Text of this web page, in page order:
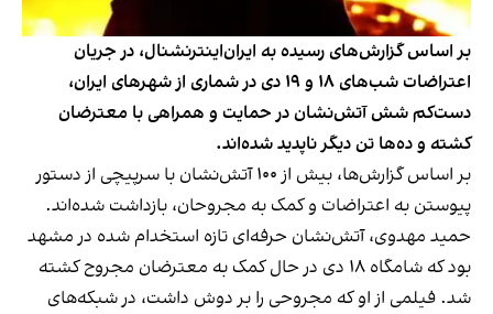
بر اساس گزارش‌های رسیده به ایران‌اینترنشنال، در جریان
اعتراضات شب‌های ۱۸ و ۱۹ دی در شماری از شهرهای ایران،
دست‌کم شش آتش‌نشان در حمایت و همراهی با معترضان
کشته و ده‌ها تن دیگر ناپدید شده‌اند.
بر اساس گزارش‌ها، بیش از ۱۰۰ آتش‌نشان با سرپیچی از دستور
پیوستن به اعتراضات و کمک به مجروحان، بازداشت شده‌اند.
حمید مهدوی، آتش‌نشان حرفه‌ای تازه استخدام شده در مشهد
بود که شامگاه ۱۸ دی در حال کمک به معترضان مجروح کشته
شد. فیلمی از او که مجروحی را بر دوش داشت، در شبکه‌های